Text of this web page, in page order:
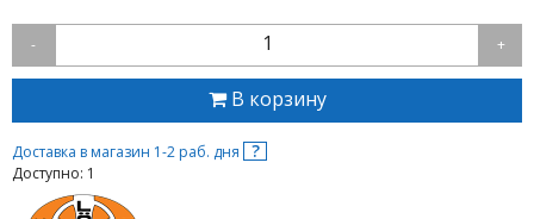
- 1 +
В корзину
Доставка в магазин 1-2 раб. дня ?
Доступно: 1